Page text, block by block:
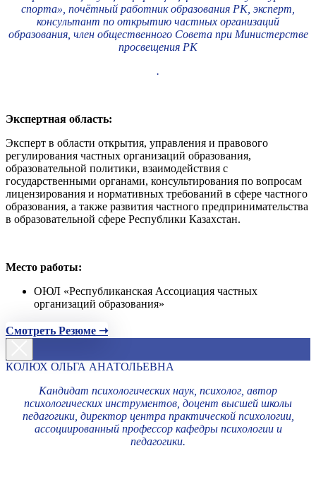
спорта», почётный работник образования РК, эксперт,
консультант по открытию частных организаций
образования, член общественного Совета при Министерстве
просвещения РК
.
Экспертная область:
Эксперт в области открытия, управления и правового
регулирования частных организаций образования,
образовательной политики, взаимодействия с
государственными органами, консультирования по вопросам
лицензирования и нормативных требований в сфере частного
образования, а также развития частного предпринимательства
в образовательной сфере Республики Казахстан.
Место работы:
ОЮЛ «Республиканская Ассоциация частных
организаций образования»
Смотреть Резюме ➝
КОЛЮХ ОЛЬГА АНАТОЛЬЕВНА
Кандидат психологических наук, психолог, автор
психологических инструментов, доцент высшей школы
педагогики, директор центра практической психологии,
ассоциированный профессор кафедры психологии и
педагогики.